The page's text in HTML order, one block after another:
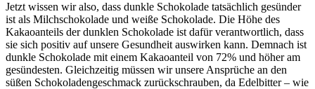
Jetzt wissen wir also, dass dunkle Schokolade tatsächlich gesünder
ist als Milchschokolade und weiße Schokolade. Die Höhe des
Kakaoanteils der dunklen Schokolade ist dafür verantwortlich, dass
sie sich positiv auf unsere Gesundheit auswirken kann. Demnach ist
dunkle Schokolade mit einem Kakaoanteil von 72% und höher am
gesündesten. Gleichzeitig müssen wir unsere Ansprüche an den
süßen Schokoladengeschmack zurückschrauben, da Edelbitter – wie